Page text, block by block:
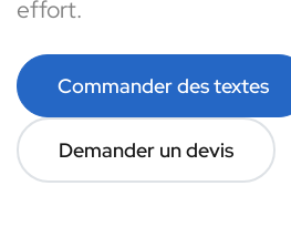
effort.
Commander des textes
Demander un devis